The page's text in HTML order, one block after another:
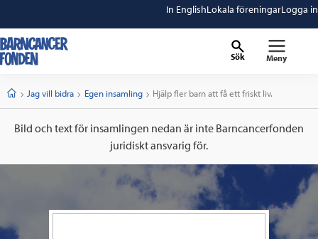
In EnglishLokala föreningarLogga in
Sök Meny
StartJag vill bidra Egen insamling Current:
Hjälp fler barn att få ett friskt liv.
Bild och text för insamlingen nedan är inte Barncancerfonden
juridiskt ansvarig för.